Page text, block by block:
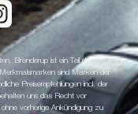
Brenderup ist ein Teil der
sind Marken der
Preisempfehlungen incl. der
uns das Recht vor
vorherige Ankündigung zu